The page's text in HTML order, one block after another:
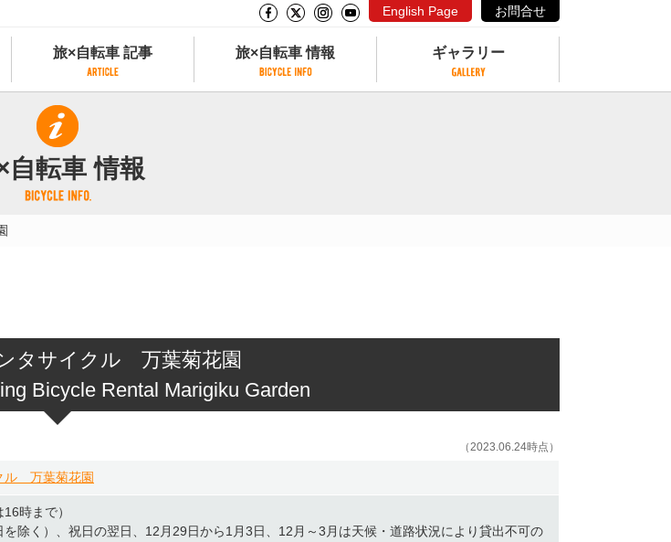
English Page お問合せ
旅×自転車 記事
旅×自転車 記事
記事一覧
カテゴリから探す
旅×自転車 情報
サイクリストにやさしい宿
サイクルトレイン
タンデム自転車があるレンタサイクル
レンタサイクルがある道の駅
ギャラリー
自転車 情報
タサイクル 万葉菊花園
Bicycle Rental Marigiku Garden
（2023.06.24時点）
ル 万葉菊花園
時まで）
を除く）、祝日の翌日、12月29日から1月3日、12月～3月は天候・道路状況により貸出不可の